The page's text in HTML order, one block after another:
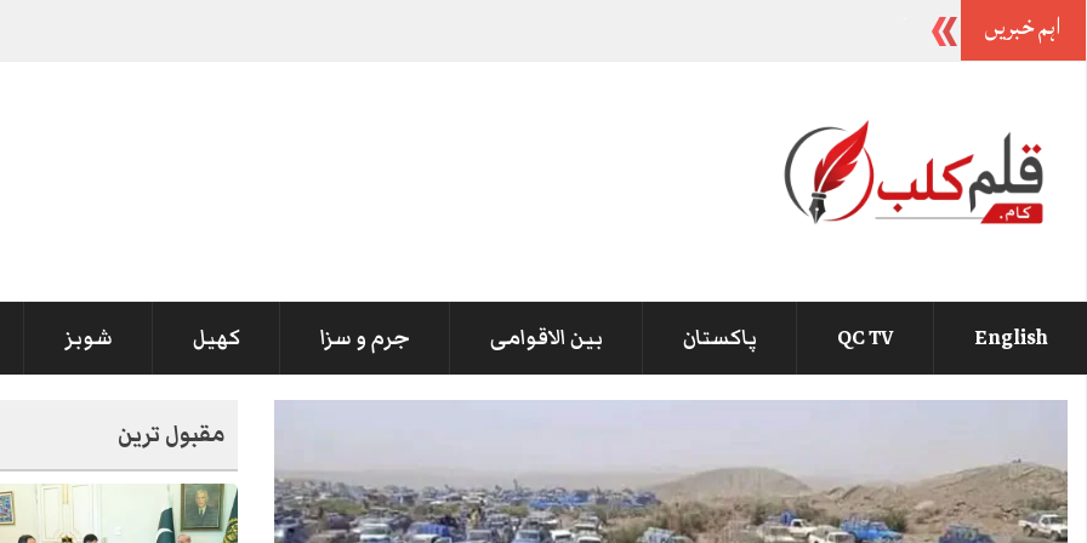
اہم خبریں
English
QC TV پاکستان بین الاقوامی جرم و سزا کھیل شوبز
مقبول ترین